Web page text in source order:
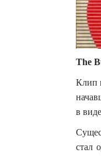
The
Клип
в
стал